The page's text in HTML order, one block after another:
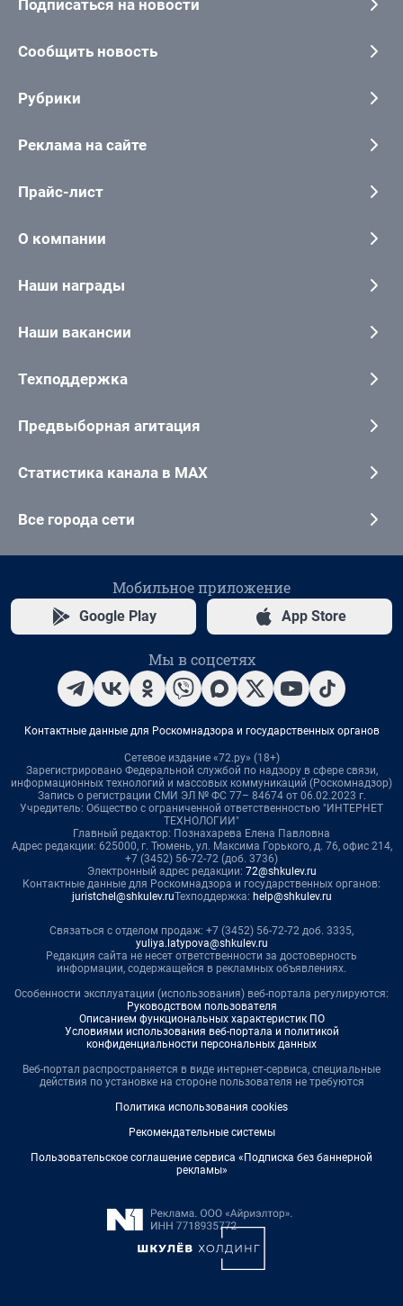
Подписаться на новости
Сообщить новость
Рубрики
Реклама на сайте
Прайс-лист
О компании
Наши награды
Наши вакансии
Техподдержка
Предвыборная агитация
Статистика канала в MAX
Все города сети
Мобильное приложение
Google Play App Store
Мы в соцсетях
Контактные данные для Роскомнадзора и государственных органов
Сетевое издание «72.ру» (18+)
Зарегистрировано Федеральной службой по надзору в сфере связи,
информационных технологий и массовых коммуникаций (Роскомнадзор)
Запись о регистрации СМИ ЭЛ № ФС 77– 84674 от 06.02.2023 г.
Учредитель: Общество с ограниченной ответственностью "ИНТЕРНЕТ
ТЕХНОЛОГИИ"
Главный редактор: Познахарева Елена Павловна
Адрес редакции: 625000, г. Тюмень, ул. Максима Горького, д. 76, офис 214,
+7 (3452) 56-72-72 (доб. 3736)
Электронный адрес редакции: 72@shkulev.ru
Контактные данные для Роскомнадзора и государственных органов:
juristchel@shkulev.ruТехподдержка: help@shkulev.ru
Связаться с отделом продаж: +7 (3452) 56-72-72 доб. 3335,
yuliya.latypova@shkulev.ru
Редакция сайта не несет ответственности за достоверность
информации, содержащейся в рекламных объявлениях.
Особенности эксплуатации (использования) веб-портала регулируются:
Руководством пользователя
Описанием функциональных характеристик ПО
Условиями использования веб-портала и политикой
конфиденциальности персональных данных
Веб-портал распространяется в виде интернет-сервиса, специальные
действия по установке на стороне пользователя не требуются
Политика использования cookies
Рекомендательные системы
Пользовательское соглашение сервиса «Подписка без баннерной
рекламы»